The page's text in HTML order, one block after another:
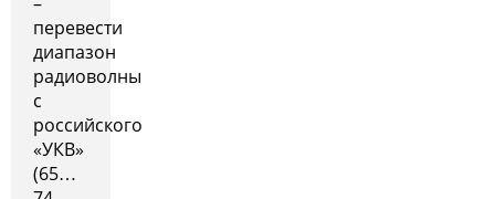
перевести
диапазон
радиоволны
с
российского
«УКВ»
(65…